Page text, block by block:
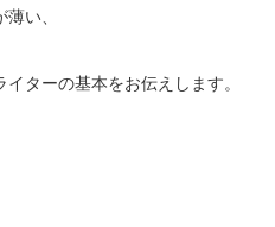
い、
ターの基本をお伝えします。